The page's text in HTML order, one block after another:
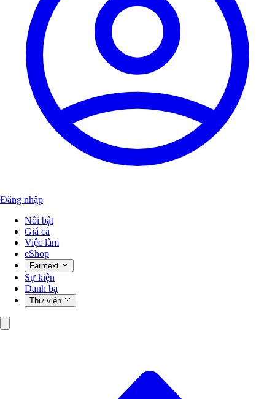
Đăng nhập
Nổi bật
Giá cả
Việc làm
eShop
Farmext
Sự kiện
Danh bạ
Thư viện